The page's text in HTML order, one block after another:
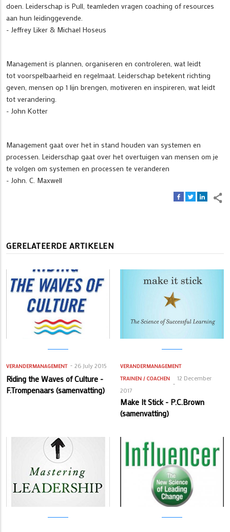
doen. Leiderschap is Pull, teamleden vragen coaching of resources
aan hun leidinggevende.
- Jeffrey Liker & Michael Hoseus
Management is plannen, organiseren en controleren, wat leidt
tot voorspelbaarheid en regelmaat. Leiderschap betekent richting
geven, mensen op 1 lijn brengen, motiveren en inspireren, wat leidt
tot verandering.
- John Kotter
Management gaat over het in stand houden van systemen en
processen. Leiderschap gaat over het overtuigen van mensen om je
te volgen om systemen en processen te veranderen
- John. C. Maxwell
GERELATEERDE ARTIKELEN
VERANDERMANAGEMENT 26 July 2015
Riding the Waves of Culture -
F.Trompenaars (samenvatting)
VERANDERMANAGEMENT
TRAINEN / COACHEN
12 December
2017
Make It Stick - P.C.Brown
(samenvatting)